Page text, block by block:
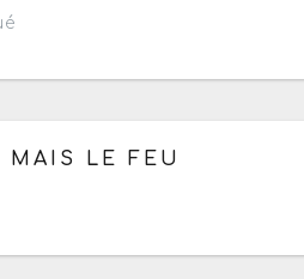
à partir de 17h
LE FEU